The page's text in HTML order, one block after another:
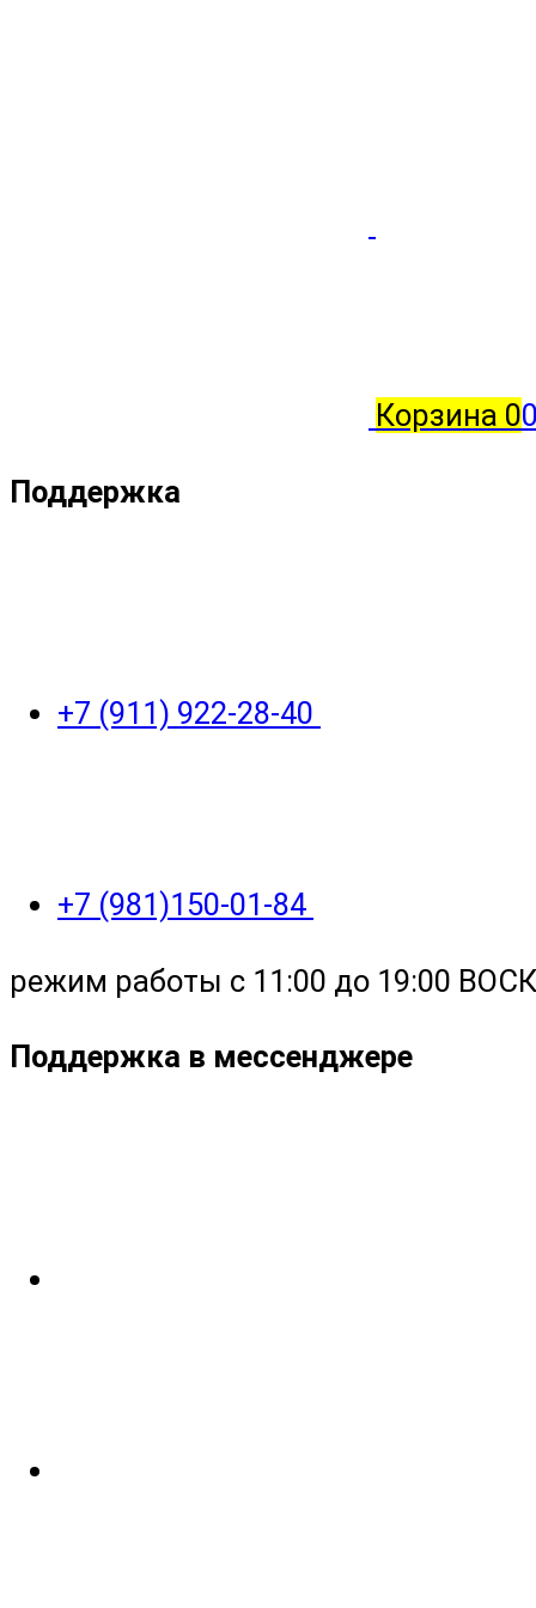
Корзина 0
Поддержка
+7 (911) 922-28-40
+7 (981)150-01-84
режим работы с 11:00 до 19:00
Поддержка в мессенджере